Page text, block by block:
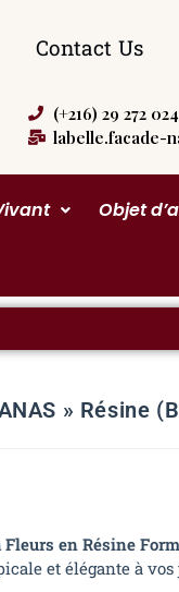
Contact Us
(+216) 29 272 024
labelle.facade-
Objet
» Résine
Fleurs en Résine
et élégante à